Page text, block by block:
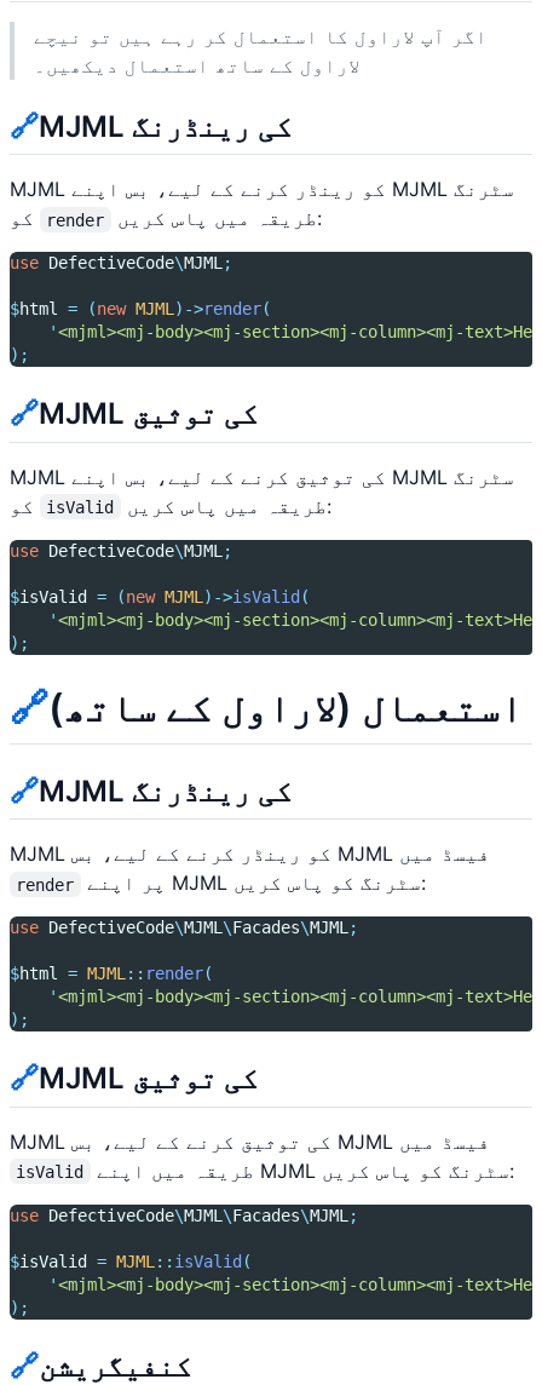
اگر آپ لاراول کا استعمال کر رہے ہیں تو نیچے
لاراول کے ساتھ استعمال دیکھیں۔
🔗 MJML کی رینڈرنگ
MJML کو رینڈر کرنے کے لیے، بس اپنے MJML سٹرنگ
render طریقہ میں پاس کریں:
use DefectiveCode\MJML;
$html = (new MJML)->render(
'<mjml><mj-body><mj-section><mj-column><mj-
);
🔗 MJML کی توثیق
MJML کی توثیق کرنے کے لیے، بس اپنے MJML سٹرنگ
isValid طریقہ میں پاس کریں:
use DefectiveCode\MJML ;
$isValid = (new MJML )->isValid (
'<mjml><mj-body><mj-section><mj-column><mj-
);
🔗استعمال (لاراول کے ساتھ)
🔗 MJML کی رینڈرنگ
MJML کو رینڈر کرنے کے لیے، بس MJML فیسڈ میں
render پر اپنے MJML سٹرنگ کو پاس کریں:
use DefectiveCode\MJML\Facades\MJML;
$html = MJML:: render(
'<mjml><mj-body><mj-section><mj-column><mj-
);
🔗 MJML کی توثیق
MJML کی توثیق کرنے کے لیے، بس MJML فیسڈ میں
isValid طریقہ میں اپنے MJML سٹرنگ کو پاس کریں:
use DefectiveCode\MJML \Facades\MJML ;
$isValid = MJML :: isValid (
'<mjml><mj-body><mj-section><mj-column><mj-
);
🔗کنفیگریشن